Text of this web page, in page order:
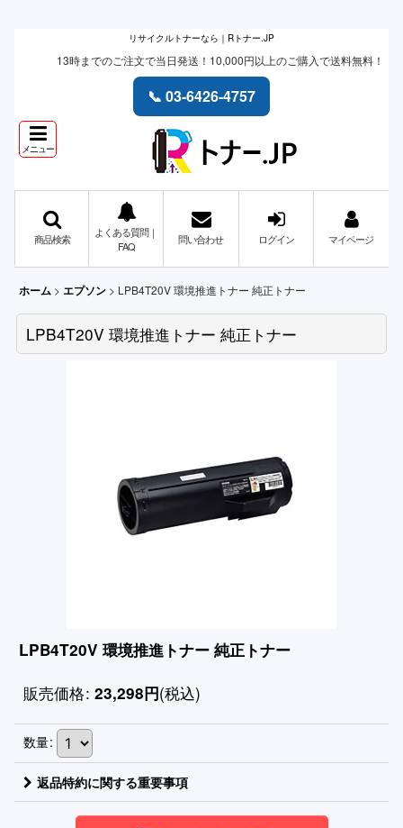
リサイクルトナーなら｜Rトナー.JP
13時までのご注文で当日発送！10,000円以上のご購入で送料無料！
📞 03-6426-4757
メニュー
商品検索
よくある質問｜
FAQ
問い合わせ ログイン マイページ
ホーム > エプソン > LPB4T20V 環境推進トナー 純正トナー
LPB4T20V 環境推進トナー 純正トナー
LPB4T20V 環境推進トナー 純正トナー
販売価格: 23,298円(税込)
数量:
返品特約に関する重要事項